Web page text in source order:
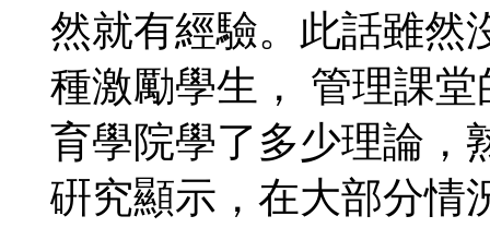
然就有經驗。此話雖然
種激勵學生， 管理課
育學院學了多少理論，
硏究顯示，在大部分情